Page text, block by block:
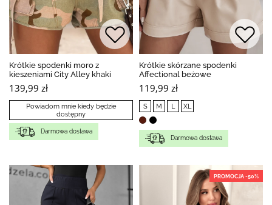
Krótkie spodenki moro z
kieszeniami City Alley khaki
139,99 zł
Powiadom mnie kiedy będzie
dostępny
Darmowa dostawa
Krótkie skórzane spodenki
Affectional beżowe
119,99 zł
S M L XL
Darmowa dostawa
PROMOCJA -50%